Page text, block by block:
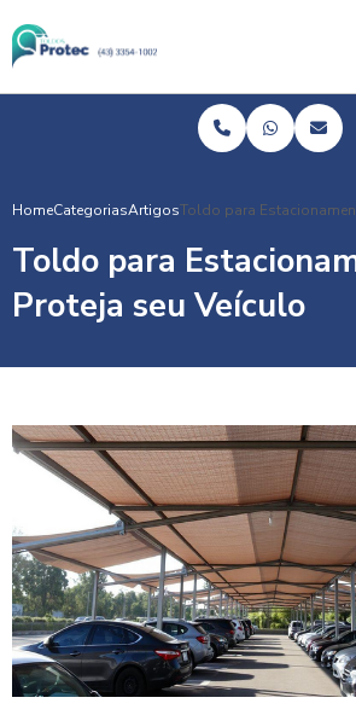
HomeCategoriasArtigosToldo para
Toldo para
Proteja seu Veículo